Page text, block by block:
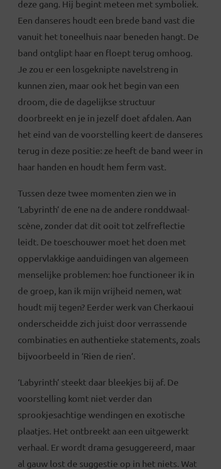
deze gang. Hij begint meteen met symboliek.
Een danseres houdt een brede band vast die
vanuit het toneelhuis naar beneden hangt. De
band ontglipt haar en floept terug omhoog.
Je zou er een losgeknipte navelstreng in
kunnen zien, maar ook het begin van een
droom, die de dagelijkse structuur
doorbreekt en je in jezelf doet afdalen. Aan
het eind van de voorstelling keert de danseres
terug in deze positie: ze heeft de band weer in
haar handen en houdt hem ferm vast.
Tussen deze twee momenten zien we in
‘Labyrinth’ de ene na de andere ronddwaal-
scène, zonder dat dit ooit tot zelfreflectie
leidt. De toeschouwer moet het doen met
oppervlakkige aanduidingen van algemeen
menselijke problemen: hoe functioneer ik in
de groep, kan ik mijn vrijheid nemen, wat
houdt mij tegen? Eerder werk van Cherkaoui
onderscheidde zich juist door verrassende
combinaties en authentieke statements, zoals
bijvoorbeeld in ‘Rien de rien’.
‘Labyrinth’ steekt daar bleekjes bij af. De
voorstelling komt niet verder dan
sprookjesachtige wendingen en exotische
plaatjes. Het ontbreekt aan een uitgewerkt
verhaal. Er wordt drama gesuggereerd, maar
al gauw lost de suggestie op in het niets. Wat